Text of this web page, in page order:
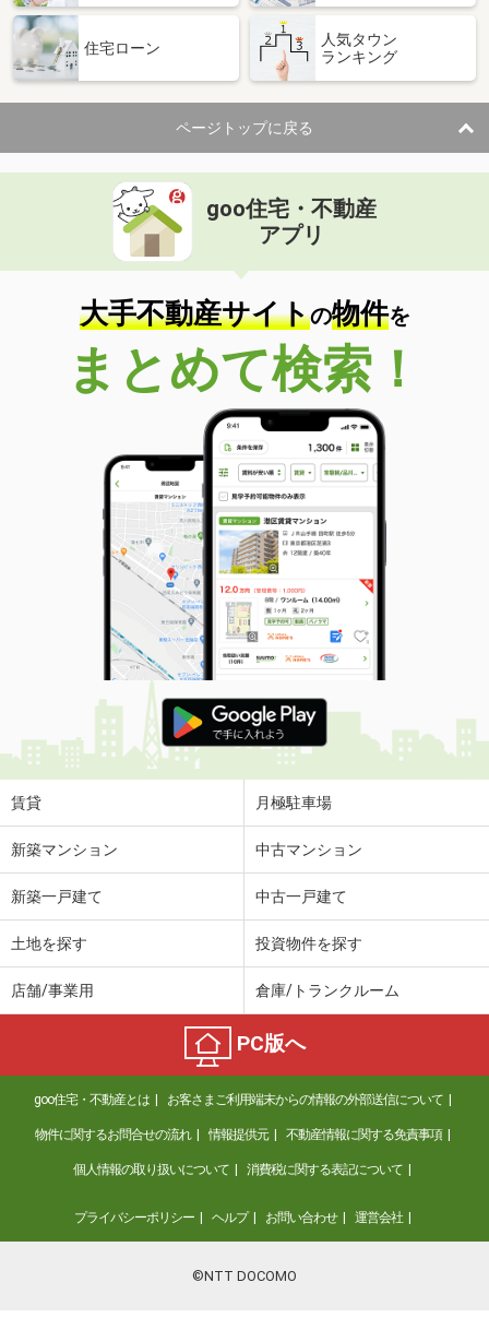
住宅ローン
人気タウン
ランキング
ページトップに戻る
goo住宅・不動産
アプリ
大手不動産サイトの物件を
まとめて検索！
賃貸 月極駐車場
新築マンション 中古マンション
新築一戸建て 中古一戸建て
土地を探す 投資物件を探す
店舗/事業用 倉庫/トランクルーム
PC版へ
goo住宅・不動産とは お客さまご利用端末からの情報の外部送信について
物件に関するお問合せの流れ 情報提供元 不動産情報に関する免責事項
個人情報の取り扱いについて 消費税に関する表記について
プライバシーポリシー ヘルプ お問い合わせ 運営会社
©NTT DOCOMO